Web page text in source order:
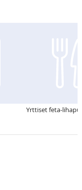
Yrttiset feta-